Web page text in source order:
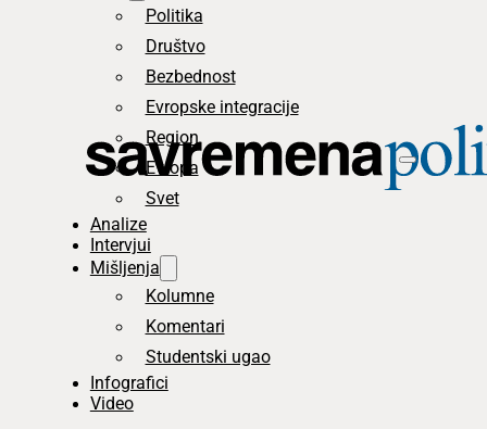
Politika
Društvo
Bezbednost
Evropske integracije
Region
Evropa
Svet
Analize
Intervjui
Mišljenja
Kolumne
Komentari
Studentski ugao
Infografici
Video